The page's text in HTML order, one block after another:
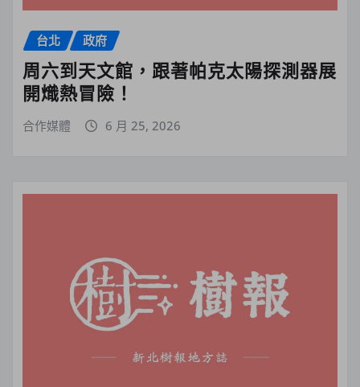
台北 政府
周六到天文館，跟著帕克太陽探測器展
開熾熱冒險！
合作媒體 6 月 25, 2026